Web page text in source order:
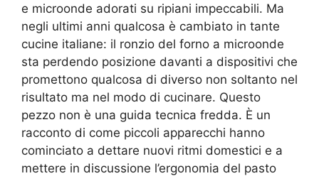
e microonde adorati su ripiani impeccabili. Ma
negli ultimi anni qualcosa è cambiato in tante
cucine italiane: il ronzio del forno a microonde
sta perdendo posizione davanti a dispositivi che
promettono qualcosa di diverso non soltanto nel
risultato ma nel modo di cucinare. Questo
pezzo non è una guida tecnica fredda. È un
racconto di come piccoli apparecchi hanno
cominciato a dettare nuovi ritmi domestici e a
mettere in discussione l’ergonomia del pasto